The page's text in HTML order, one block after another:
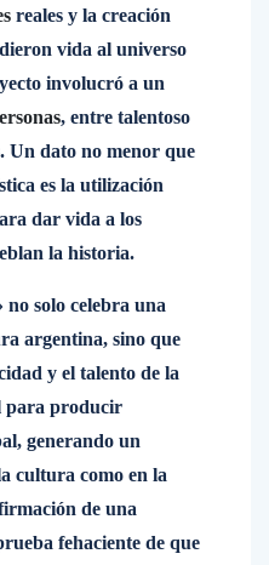
reales y la creación
dieron vida al universo
involucró a un
, entre talentoso
Un dato no menor que
es la utilización
dar vida a los
la historia.
solo celebra una
argentina, sino que
y el talento de la
para producir
generando un
cultura como en la
de una
fehaciente de que